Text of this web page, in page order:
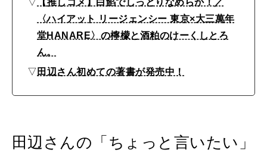
▽ 【推しコメ】白餡でしっとりなめらか！／
〈ハイアット リージェンシー 東京×大三萬年
堂HANARE〉の檸檬と酒粕のけーくしとろ
ん。
▽ 田辺さん初めての著書が発売中！
田辺さんの「ちょっと言いたい」